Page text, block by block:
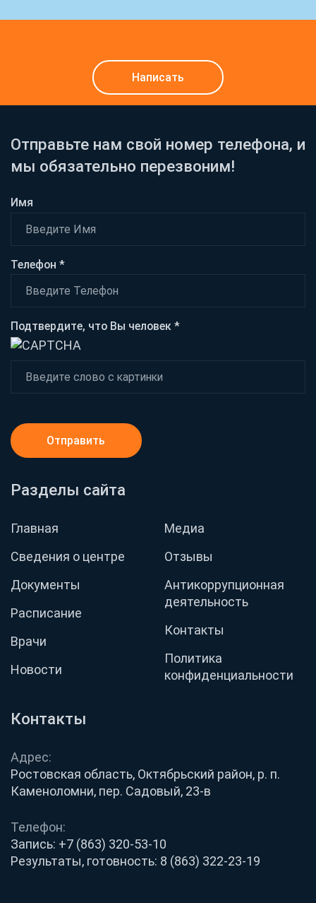
Написать
Контакты
Адрес:
Ростовская область, Октябрьский район, р. п.
Каменоломни, пер. Садовый, 23-в
Телефон:
Запись: +7 (863) 320-53-10
Результаты, готовность: 8 (863) 322-23-19
Разделы сайта
Главная
Сведения о центре
Документы
Расписание
Врачи
Новости
Медиа
Отзывы
Антикоррупционная
деятельность
Контакты
Политика
конфиденциальности
Отправьте нам свой номер телефона, и
мы обязательно перезвоним!
Имя
Телефон *
Подтвердите, что Вы человек *
Отправить